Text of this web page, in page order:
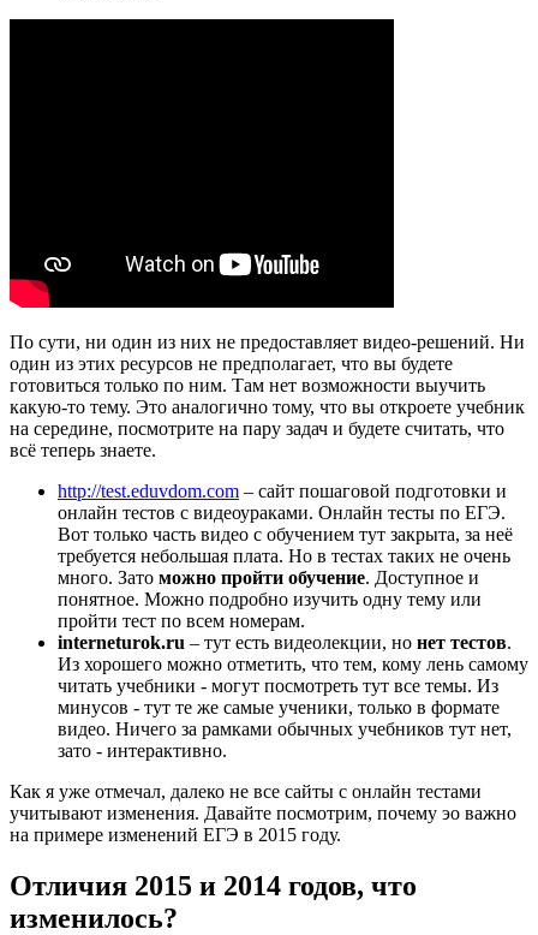
По сути, ни один из них не предоставляет видео-решений. Ни
один из этих ресурсов не предполагает, что вы будете
готовиться только по ним. Там нет возможности выучить
какую-то тему. Это аналогично тому, что вы откроете учебник
на середине, посмотрите на пару задач и будете считать, что
всё теперь знаете.
http://test.eduvdom.com – сайт пошаговой подготовки и
онлайн тестов с видеоураками. Онлайн тесты по ЕГЭ.
Вот только часть видео с обучением тут закрыта, за неё
требуется небольшая плата. Но в тестах таких не очень
много. Зато можно пройти обучение. Доступное и
понятное. Можно подробно изучить одну тему или
пройти тест по всем номерам.
interneturok.ru – тут есть видеолекции, но нет тестов.
Из хорошего можно отметить, что тем, кому лень самому
читать учебники - могут посмотреть тут все темы. Из
минусов - тут те же самые ученики, только в формате
видео. Ничего за рамками обычных учебников тут нет,
зато - интерактивно.
Как я уже отмечал, далеко не все сайты с онлайн тестами
учитывают изменения. Давайте посмотрим, почему эо важно
на примере изменений ЕГЭ в 2015 году.
Отличия 2015 и 2014 годов, что
изменилось?